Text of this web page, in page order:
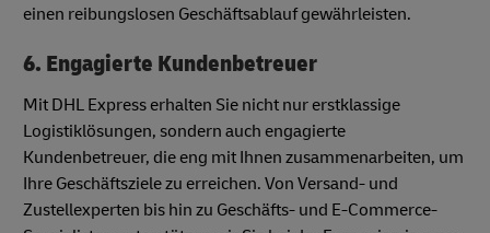
einen reibungslosen Geschäftsablauf gewährleisten.
6. Engagierte Kundenbetreuer
Mit DHL Express erhalten Sie nicht nur erstklassige
Logistiklösungen, sondern auch engagierte
Kundenbetreuer, die eng mit Ihnen zusammenarbeiten, um
Ihre Geschäftsziele zu erreichen. Von Versand- und
Zustellexperten bis hin zu Geschäfts- und E-Commerce-